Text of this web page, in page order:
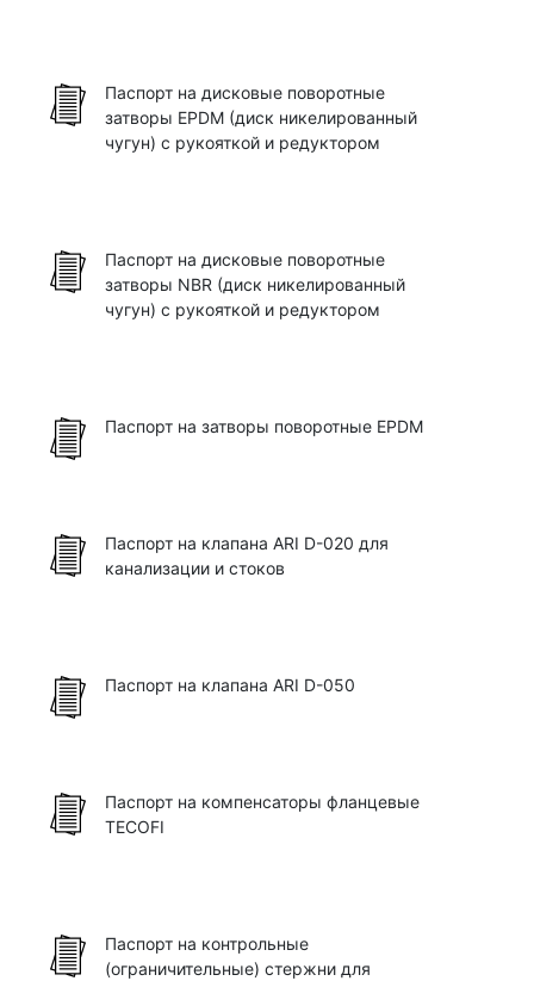
Паспорт на дисковые поворотные
затворы EPDM (диск никелированный
чугун) c рукояткой и редуктором
Паспорт на дисковые поворотные
затворы NBR (диск никелированный
чугун) c рукояткой и редуктором
Паспорт на затворы поворотные EPDM
Паспорт на клапана ARI D-020 для
канализации и стоков
Паспорт на клапана ARI D-050
Паспорт на компенсаторы фланцевые
TECOFI
Паспорт на контрольные
(ограничительные) стержни для